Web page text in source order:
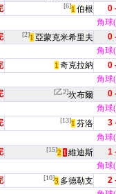
[6]1 伯根
0
角球
[2]1 亞蒙克米希里夫
0
角球
1 奇克拉納
0
角球
[乙2]坎布爾
0
角球
[13]1 芬洛
3
角球
[15]2 1 維迪斯
1
角球
[10]3 多德勒支
2